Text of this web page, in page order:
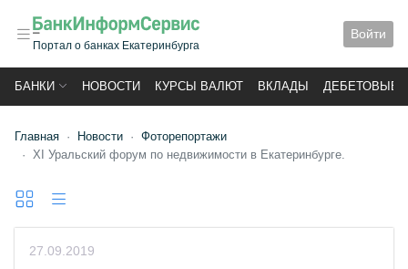
Портал о банках Екатеринбурга
Войти
БАНКИ НОВОСТИ КУРСЫ ВАЛЮТ ВКЛАДЫ ДЕБЕТОВЫЕ
Главная Новости
Фоторепортажи
XI Уральский форум по недвижимости в Екатеринбурге.
27.09.2019